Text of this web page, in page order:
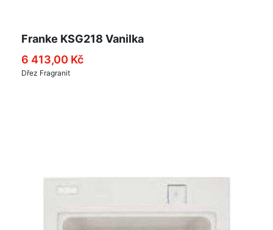
Franke KSG218 Vanilka
6 413,00 Kč
Dřez Fragranit